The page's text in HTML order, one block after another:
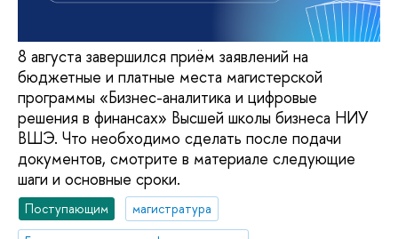
8 августа завершился приём заявлений на
бюджетные и платные места магистерской
программы «Бизнес-аналитика и цифровые
решения в финансах» Высшей школы бизнеса НИУ
ВШЭ. Что необходимо сделать после подачи
документов, смотрите в материале следующие
шаги и основные сроки.
Поступающим
магистратура